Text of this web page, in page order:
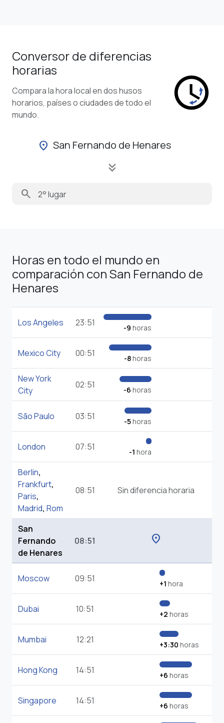
Conversor de diferencias
horarias
Compara la hora local en dos husos
horarios, países o ciudades de todo el
mundo.
location_on San Fernando de Henares
keyboard_double_arrow_down
search
Horas en todo el mundo en
comparación con San Fernando de
Henares
Los Angeles 23:51 -9 horas
Mexico City 00:51 -8horas
New York
City
02:51 -6 horas
São Paulo 03:51 -5horas
London 07:51 -1 hora
Berlin,
Frankfurt,
Paris,
Madrid, Rom
08:51 Sin diferencia horaria
San
Fernando
de Henares
08:51 location_on
Moscow 09:51 +1 hora
Dubai 10:51 +2 horas
Mumbai 12:21 +3:30 horas
Hong Kong 14:51 +6 horas
Singapore 14:51 +6 horas